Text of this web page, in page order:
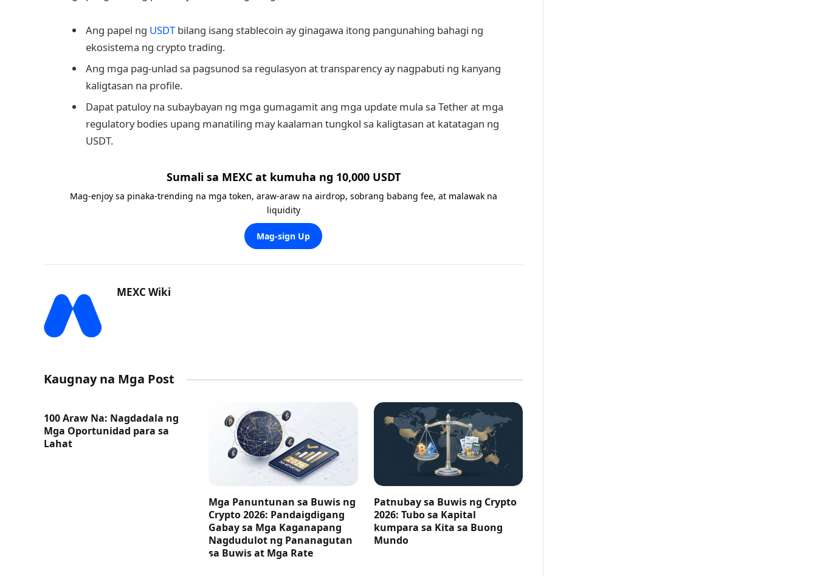
Ang papel ng USDT bilang isang stablecoin ay ginagawa itong pangunahing bahagi ng
ekosistema ng crypto trading.
Ang mga pag-unlad sa pagsunod sa regulasyon at transparency ay nagpabuti ng kanyang
kaligtasan na profile.
Dapat patuloy na subaybayan ng mga gumagamit ang mga update mula sa Tether at mga
regulatory bodies upang manatiling may kaalaman tungkol sa kaligtasan at katatagan ng
USDT.
Sumali sa MEXC at kumuha ng 10,000 USDT
Mag-enjoy sa pinaka-trending na mga token, araw-araw na airdrop, sobrang babang fee, at malawak na
liquidity
Mag-sign Up
MEXC Wiki
Kaugnay na Mga Post
100 Araw Na: Nagdadala ng
Mga Oportunidad para sa
Lahat
Mga Panuntunan sa Buwis ng
Crypto 2026: Pandaigdigang
Gabay sa Mga Kaganapang
Nagdudulot ng Pananagutan
sa Buwis at Mga Rate
Patnubay sa Buwis ng Crypto
2026: Tubo sa Kapital
kumpara sa Kita sa Buong
Mundo